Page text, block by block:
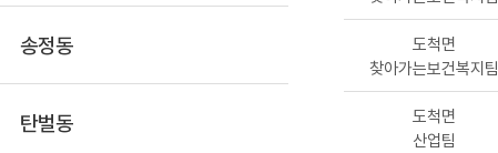
송정동
탄벌동
도척면
찾아가는보건복지팀
도척면
산업팀